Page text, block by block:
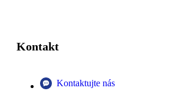
Kontakt
Kontaktujte nás